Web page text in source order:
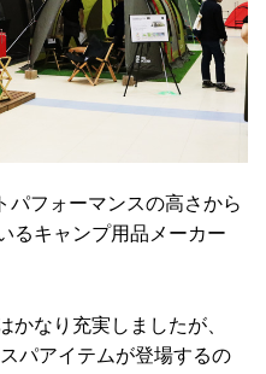
フォーマンスの高さから
るキャンプ用品メーカー
なり充実しましたが、
パアイテムが登場するの